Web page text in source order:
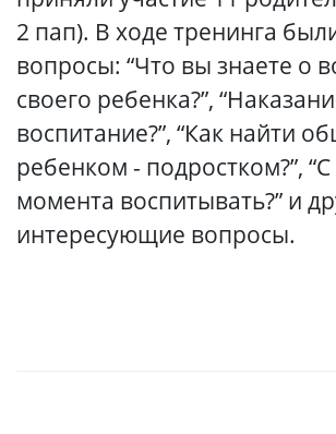
2 пап). В ходе тренинга
вопросы: “Что вы знаете о
своего ребенка?”,
воспитание?”, “Как найти
ребенком - подростком?”, “С
момента воспитывать?” и
интересующие вопросы.